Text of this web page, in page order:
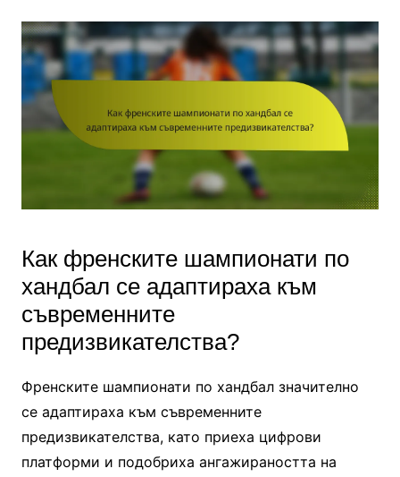
Как френските шампионати по
хандбал се адаптираха към
съвременните
предизвикателства?
Френските шампионати по хандбал значително
се адаптираха към съвременните
предизвикателства, като приеха цифрови
платформи и подобриха ангажираността на